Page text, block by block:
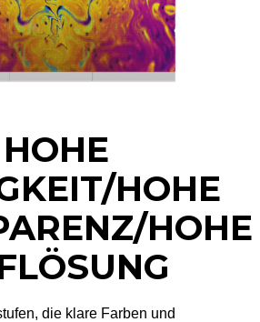
HOHE
HOHE
HOHE
die klare Farben und